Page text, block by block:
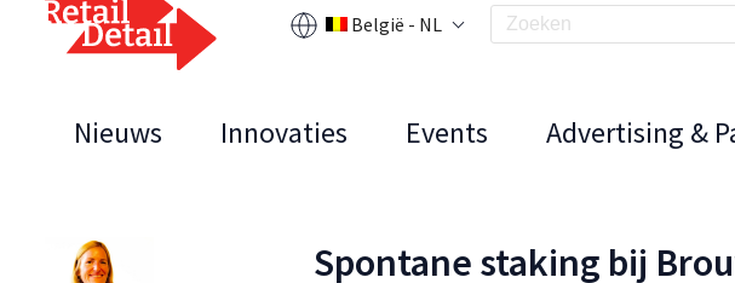
België - NL
Nieuws Innovaties Events Advertising &
Spontane staking bij